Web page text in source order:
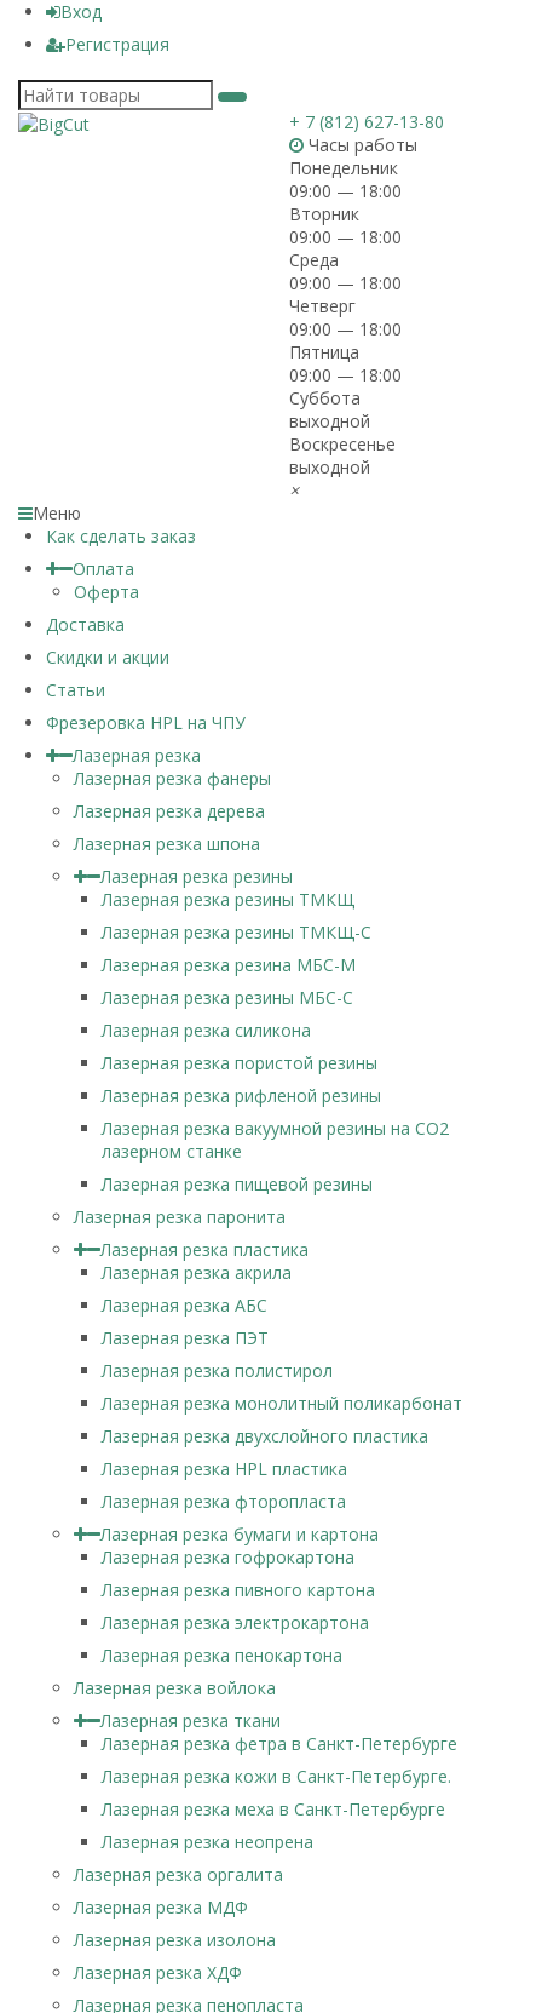
Вход
Регистрация
+ 7 (812) 627-13-80
Часы работы
Понедельник
09:00 — 18:00
Вторник
09:00 — 18:00
Среда
09:00 — 18:00
Четверг
09:00 — 18:00
Пятница
09:00 — 18:00
Суббота
выходной
Воскресенье
выходной
×
Меню
Как сделать заказ
Оплата
Оферта
Доставка
Скидки и акции
Статьи
Фрезеровка HPL на ЧПУ
Лазерная резка
Лазерная резка фанеры
Лазерная резка дерева
Лазерная резка шпона
Лазерная резка резины
Лазерная резка резины ТМКЩ
Лазерная резка резины ТМКЩ-С
Лазерная резка резина МБС-М
Лазерная резка резины МБС-С
Лазерная резка силикона
Лазерная резка пористой резины
Лазерная резка рифленой резины
Лазерная резка вакуумной резины на CO2
лазерном станке
Лазерная резка пищевой резины
Лазерная резка паронита
Лазерная резка пластика
Лазерная резка акрила
Лазерная резка АБС
Лазерная резка ПЭТ
Лазерная резка полистирол
Лазерная резка монолитный поликарбонат
Лазерная резка двухслойного пластика
Лазерная резка HPL пластика
Лазерная резка фторопласта
Лазерная резка бумаги и картона
Лазерная резка гофрокартона
Лазерная резка пивного картона
Лазерная резка электрокартона
Лазерная резка пенокартона
Лазерная резка войлока
Лазерная резка ткани
Лазерная резка фетра в Санкт-Петербурге
Лазерная резка кожи в Санкт-Петербурге.
Лазерная резка меха в Санкт-Петербурге
Лазерная резка неопрена
Лазерная резка оргалита
Лазерная резка МДФ
Лазерная резка изолона
Лазерная резка ХДФ
Лазерная резка пенопласта